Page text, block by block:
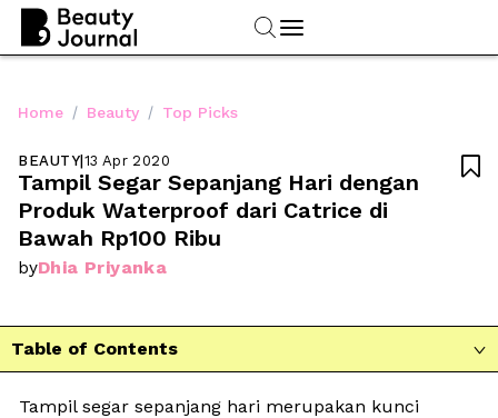
Home / Beauty / Top Picks
BEAUTY|13 Apr 2020
Tampil Segar Sepanjang Hari dengan
Produk Waterproof dari Catrice di
Bawah Rp100 Ribu
byDhia Priyanka

Table of Contents 
Tampil segar sepanjang hari merupakan kunci